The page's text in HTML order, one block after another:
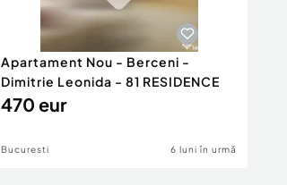
Apartament Nou - Berceni -
Dimitrie Leonida - 81 RESIDENCE
470 eur
Bucuresti 6 luni în urmă